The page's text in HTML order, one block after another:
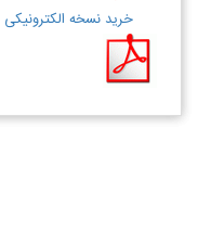
خرید نسخه الکترونیکی